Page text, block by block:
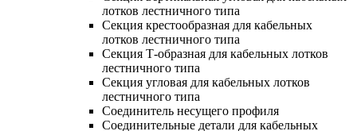
лотков лестничного типа
Секция крестообразная для кабельных
лотков лестничного типа
Секция Т-образная для кабельных лотков
лестничного типа
Секция угловая для кабельных лотков
лестничного типа
Соединитель несущего профиля
Соединительные детали для кабельных